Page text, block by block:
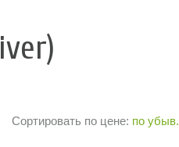
Сортировать по цене: по убыв.